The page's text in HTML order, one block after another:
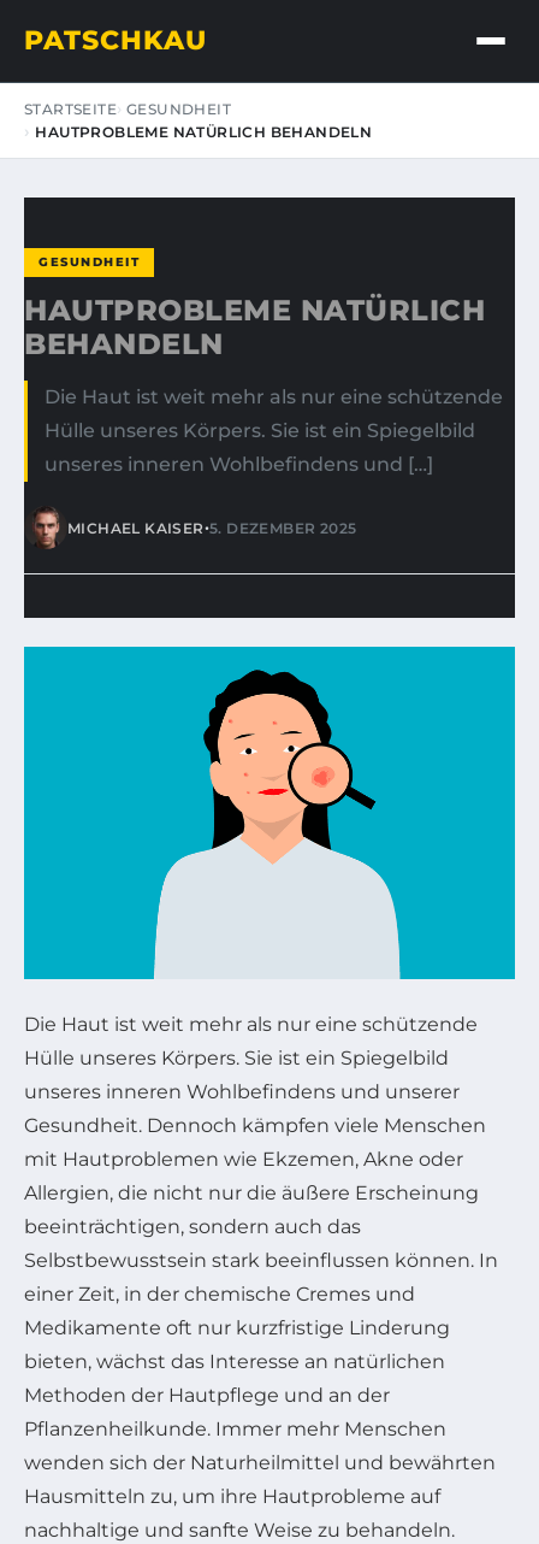
PATSCHKAU
STARTSEITE GESUNDHEIT
HAUTPROBLEME NATÜRLICH BEHANDELN
GESUNDHEIT
HAUTPROBLEME NATÜRLICH
BEHANDELN
Die Haut ist weit mehr als nur eine schützende
Hülle unseres Körpers. Sie ist ein Spiegelbild
unseres inneren Wohlbefindens und […]
MICHAEL KAISER•5. DEZEMBER 2025
Die Haut ist weit mehr als nur eine schützende
Hülle unseres Körpers. Sie ist ein Spiegelbild
unseres inneren Wohlbefindens und unserer
Gesundheit. Dennoch kämpfen viele Menschen
mit Hautproblemen wie Ekzemen, Akne oder
Allergien, die nicht nur die äußere Erscheinung
beeinträchtigen, sondern auch das
Selbstbewusstsein stark beeinflussen können. In
einer Zeit, in der chemische Cremes und
Medikamente oft nur kurzfristige Linderung
bieten, wächst das Interesse an natürlichen
Methoden der Hautpflege und an der
Pflanzenheilkunde. Immer mehr Menschen
wenden sich der Naturheilmittel und bewährten
Hausmitteln zu, um ihre Hautprobleme auf
nachhaltige und sanfte Weise zu behandeln.